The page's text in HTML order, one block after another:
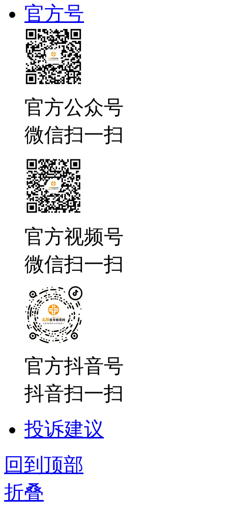
官方号
官方公众号
微信扫一扫
官方视频号
微信扫一扫
官方抖音号
抖音扫一扫
投诉建议
回到顶部
折叠